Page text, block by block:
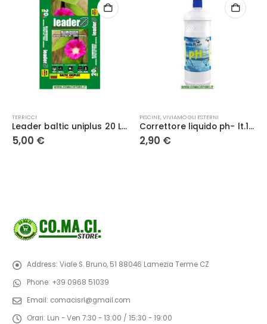
PISCINE,VIVIAMO GLI ESTERNI
Correttore liquido ph- lt.1 KLEP034
2,90 €
CONCIMI GRANULARI
Agera 25 kg- Yara
16,50€
Address: Viale S. Bruno, 51 88046 Lamezia Terme CZ
Phone: +39 0968 51039
Email: comacisrl@gmail.com
Orari: Lun - Ven 7:30 - 13:00 / 15:30 - 19:00